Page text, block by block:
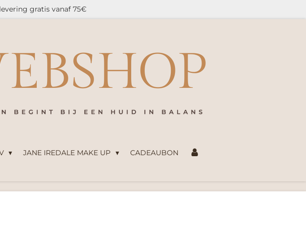
levering gratis vanaf 75€
JANE IREDALE MAKE UP CADEAUBON